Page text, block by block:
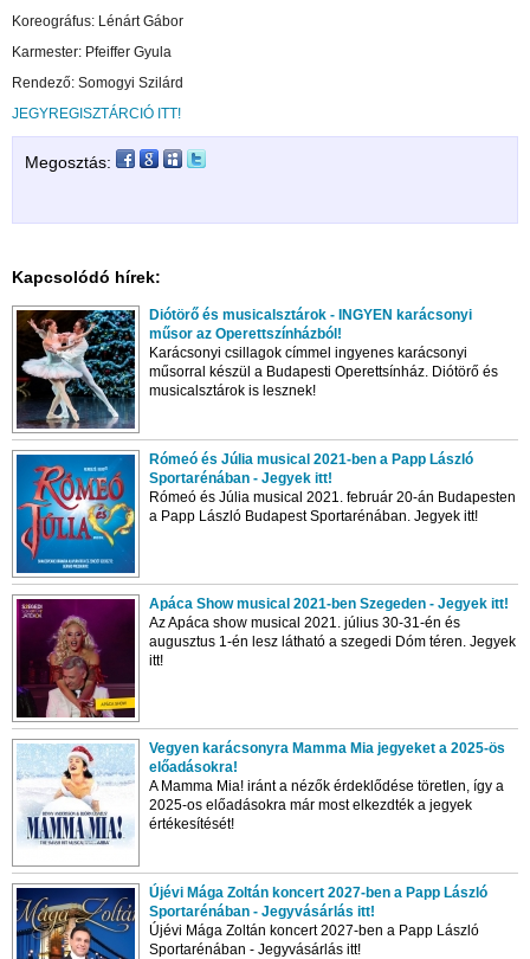
Koreográfus: Lénárt Gábor
Karmester: Pfeiffer Gyula
Rendező: Somogyi Szilárd
JEGYREGISZTÁRCIÓ ITT!
Megosztás:
Kapcsolódó hírek:
Diótörő és musicalsztárok - INGYEN karácsonyi
műsor az Operettszínházból!
Karácsonyi csillagok címmel ingyenes karácsonyi
műsorral készül a Budapesti Operettsínház. Diótörő és
musicalsztárok is lesznek!
Rómeó és Júlia musical 2021-ben a Papp László
Sportarénában - Jegyek itt!
Rómeó és Júlia musical 2021. február 20-án Budapesten
a Papp László Budapest Sportarénában. Jegyek itt!
Apáca Show musical 2021-ben Szegeden - Jegyek itt!
Az Apáca show musical 2021. július 30-31-én és
augusztus 1-én lesz látható a szegedi Dóm téren. Jegyek
itt!
Vegyen karácsonyra Mamma Mia jegyeket a 2025-ös
előadásokra!
A Mamma Mia! iránt a nézők érdeklődése töretlen, így a
2025-os előadásokra már most elkezdték a jegyek
értékesítését!
Újévi Mága Zoltán koncert 2027-ben a Papp László
Sportarénában - Jegyvásárlás itt!
Újévi Mága Zoltán koncert 2027-ben a Papp László
Sportarénában - Jegyvásárlás itt!